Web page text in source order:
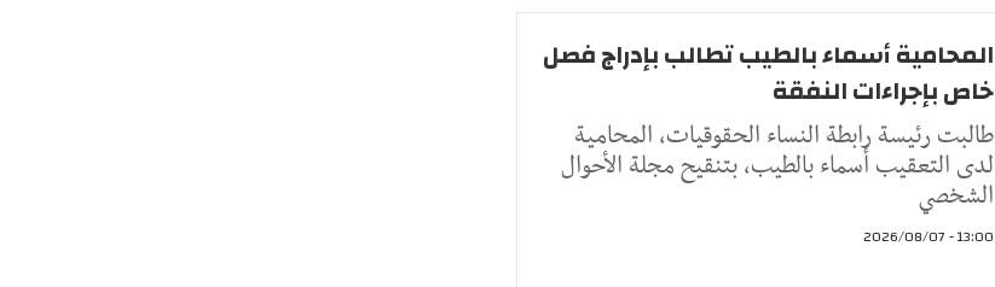
المحامية أسماء بالطيب تطالب بإدراج فصل
خاص بإجراءات النفقة
طالبت رئيسة رابطة النساء الحقوقيات، المحامية
لدى التعقيب أسماء بالطيب، بتنقيح مجلة الأحوال
الشخصي
13:00 - 2026/08/07